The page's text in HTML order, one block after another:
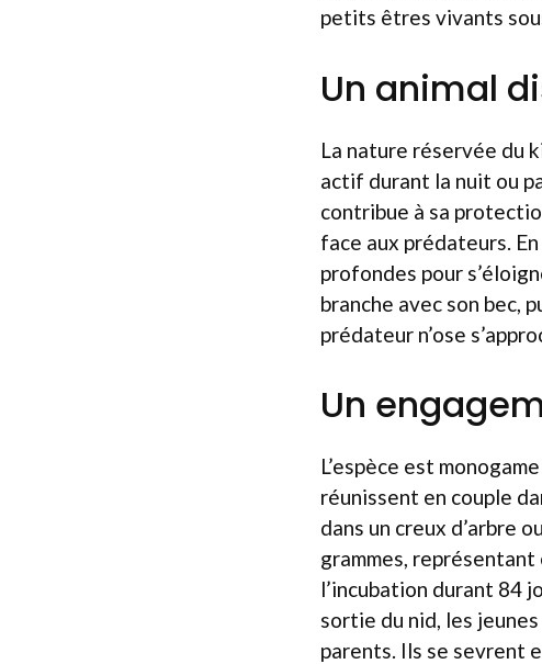
petits êtres vivants
Un animal
La nature réservée du
actif durant la nuit ou
contribue à sa
face aux prédateurs.
profondes pour
branche avec son bec,
prédateur n’ose
Un
L’espèce est
réunissent en couple
dans un creux d’arbre
grammes, représentant
l’incubation durant 84
sortie du nid, les
parents. Ils se sevrent